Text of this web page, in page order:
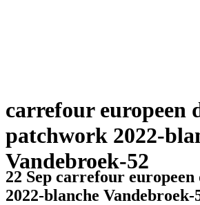
carrefour europeen
patchwork 2022-
Vandebroek-52
22 Sep carrefour
2022-blanche Vandebroek-